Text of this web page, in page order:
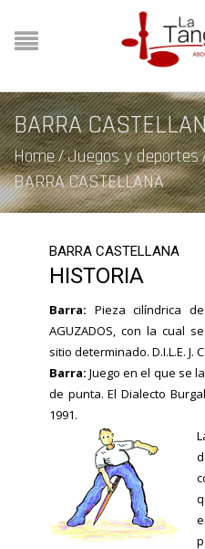
BARRA
Home/Juegos y deportes
BARRA CASTELLANA
BARRA CASTELLANA
HISTORIA
Barra: Pieza cilíndrica
AGUZADOS, con la cual
sitio determinado. D.I.L.E. J.
Barra: Juego en el que se
de punta. El Dialecto
1991.